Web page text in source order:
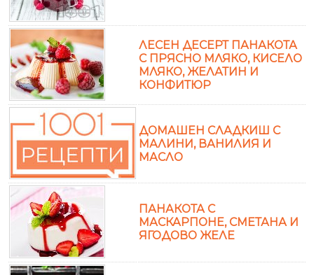
ЛЕСЕН ДЕСЕРТ ПАНАКОТА
С ПРЯСНО МЛЯКО, КИСЕЛО
МЛЯКО, ЖЕЛАТИН И
КОНФИТЮР
ДОМАШЕН СЛАДКИШ С
МАЛИНИ, ВАНИЛИЯ И
МАСЛО
ПАНАКОТА С
МАСКАРПОНЕ, СМЕТАНА И
ЯГОДОВО ЖЕЛЕ